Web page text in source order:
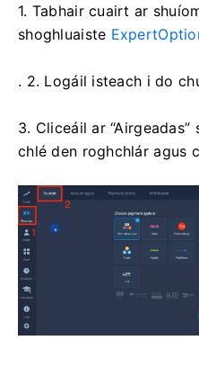
1. Tabhair cuairt ar
shoghluaiste
. 2. Logáil isteach i do
3. Cliceáil ar
chlé den roghchlár agus